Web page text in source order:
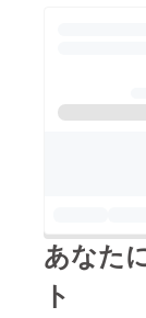
あなた
ト